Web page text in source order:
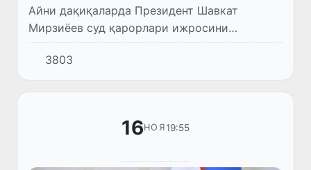
Айни дақиқаларда Президент Шавкат
Мирзиёев суд қарорлари ижросини
таъминлаш масалалари юзасидан
видеоселектор йиғилиши ўтказмоқда.
3803
16НОЯ19:55